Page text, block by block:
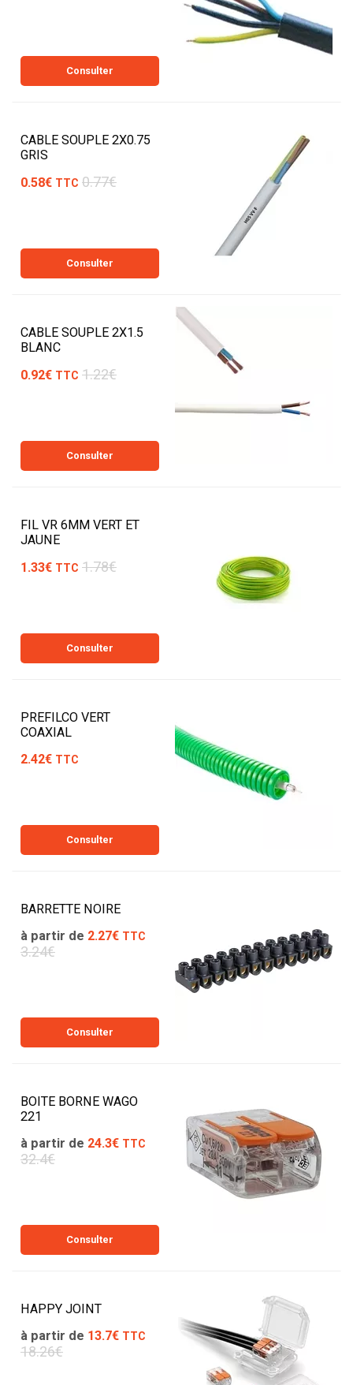
Consulter
CABLE SOUPLE 2X0.75
GRIS
0.58€ TTC 0.77€
Consulter
CABLE SOUPLE 2X1.5
BLANC
0.92€ TTC 1.22€
Consulter
FIL VR 6MM VERT ET
JAUNE
1.33€ TTC 1.78€
Consulter
PREFILCO VERT
COAXIAL
2.42€ TTC
Consulter
BARRETTE NOIRE
à partir de 2.27€ TTC
3.24€
Consulter
BOITE BORNE WAGO
221
à partir de 24.3€ TTC
32.4€
Consulter
HAPPY JOINT
à partir de 13.7€ TTC
18.26€